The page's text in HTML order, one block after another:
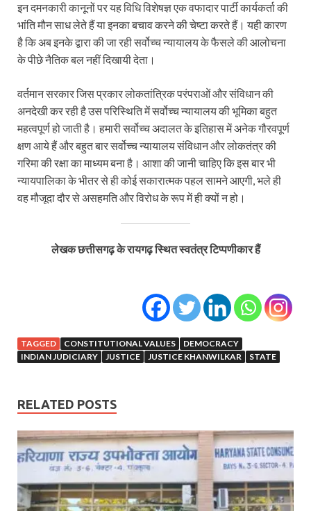
इन दमनकारी कानूनों पर यह विधि विशेषज्ञ एक वफादार पार्टी कार्यकर्ता की
भांति मौन साध लेते हैं या इनका बचाव करने की चेष्टा करते हैं। यही कारण
है कि अब इनके द्वारा की जा रही सर्वोच्च न्यायालय के फैसले की आलोचना
के पीछे नैतिक बल नहीं दिखायी देता।
वर्तमान सरकार जिस प्रकार लोकतांत्रिक परंपराओं और संविधान की
अनदेखी कर रही है उस परिस्थिति में सर्वोच्च न्यायालय की भूमिका बहुत
महत्वपूर्ण हो जाती है। हमारी सर्वोच्च अदालत के इतिहास में अनेक गौरवपूर्ण
क्षण आये हैं और बहुत बार सर्वोच्च न्यायालय संविधान और लोकतंत्र की
गरिमा की रक्षा का माध्यम बना है। आशा की जानी चाहिए कि इस बार भी
न्यायपालिका के भीतर से ही कोई सकारात्मक पहल सामने आएगी, भले ही
वह मौजूदा दौर से असहमति और विरोध के रूप में ही क्यों न हो।
लेखक छत्तीसगढ़ के रायगढ़ स्थित स्वतंत्र टिप्पणीकार हैं
TAGGED CONSTITUTIONAL VALUES
DEMOCRACY
INDIAN JUDICIARY
JUSTICE JUSTICE KHANWILKAR STATE
RELATED POSTS